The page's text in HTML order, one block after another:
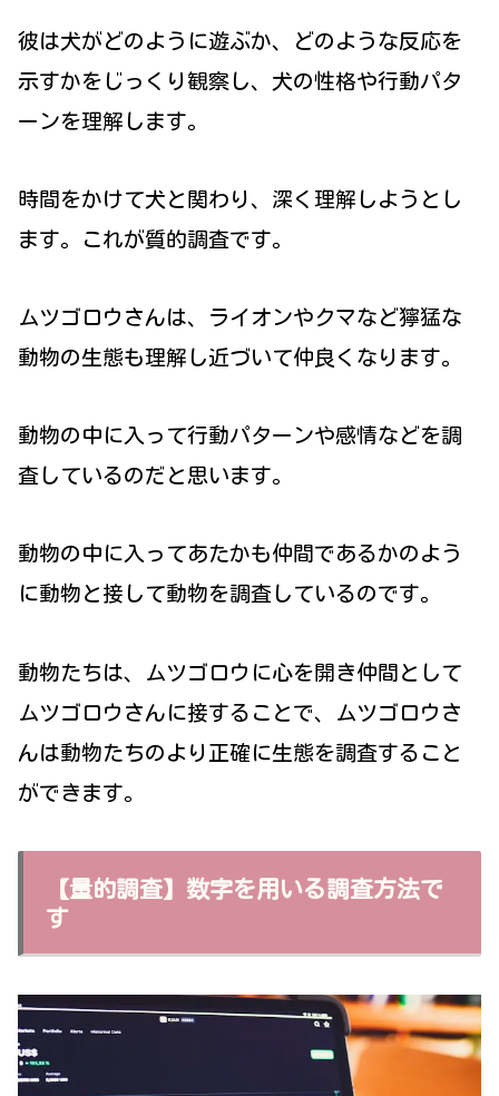
彼は犬がどのように遊ぶか、どのような反応を
示すかをじっくり観察し、犬の性格や行動パタ
ーンを理解します。
時間をかけて犬と関わり、深く理解しようとし
ます。これが質的調査です。
ムツゴロウさんは、ライオンやクマなど獰猛な
動物の生態も理解し近づいて仲良くなります。
動物の中に入って行動パターンや感情などを調
査しているのだと思います。
動物の中に入ってあたかも仲間であるかのよう
に動物と接して動物を調査しているのです。
動物たちは、ムツゴロウに心を開き仲間として
ムツゴロウさんに接することで、ムツゴロウさ
んは動物たちのより正確に生態を調査すること
ができます。
【量的調査】数字を用いる調査方法で
す